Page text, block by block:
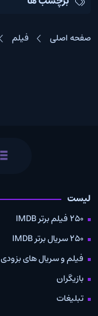
صفحه اصلی فیلم
لیست
250 فیلم برتر IMDB
250 سریال برتر IMDB
فیلم و سریال های بزودی
بازیگران
تبلیغات